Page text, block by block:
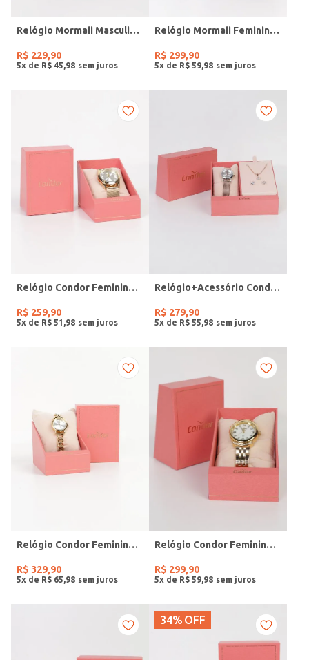
Relógio Mormaii Masculino PRETO
R$ 229,90
5x de R$ 45 98
Relógio Mormaii Feminino PRATA
R$ 299,90
5x de R$ 59 98
Relógio Condor Feminino DOURADO
R$ 259,90
5x de R$ 51 98
Relógio+Acessório Condor Feminino ROSE
R$ 279,90
5x de R$ 55 98
Relógio Condor Feminino DOURADO
R$ 329,90
5x de R$ 65 98
Relógio Condor Feminino DOURADO
R$ 299,90
5x de R$ 59 98
34% OFF